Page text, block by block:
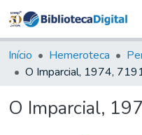
Início Hemeroteca
O Imparcial, 1974,
O Imparcial,